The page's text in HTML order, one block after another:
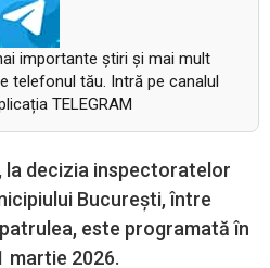
importante știri și mai mult
telefonul tău. Intră pe canalul
TELEGRAM
la decizia inspectoratelor
București, între
este programată în
martie 2026.